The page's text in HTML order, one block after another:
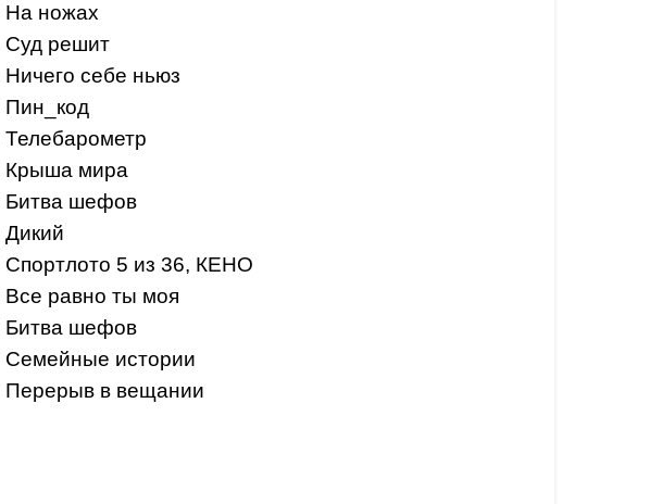
На ножах
Суд решит
Ничего себе ньюз
Пин_код
Телебарометр
Крыша мира
Битва шефов
Дикий
Спортлото 5 из 36, КЕНО
Все равно ты моя
Битва шефов
Семейные истории
Перерыв в вещании